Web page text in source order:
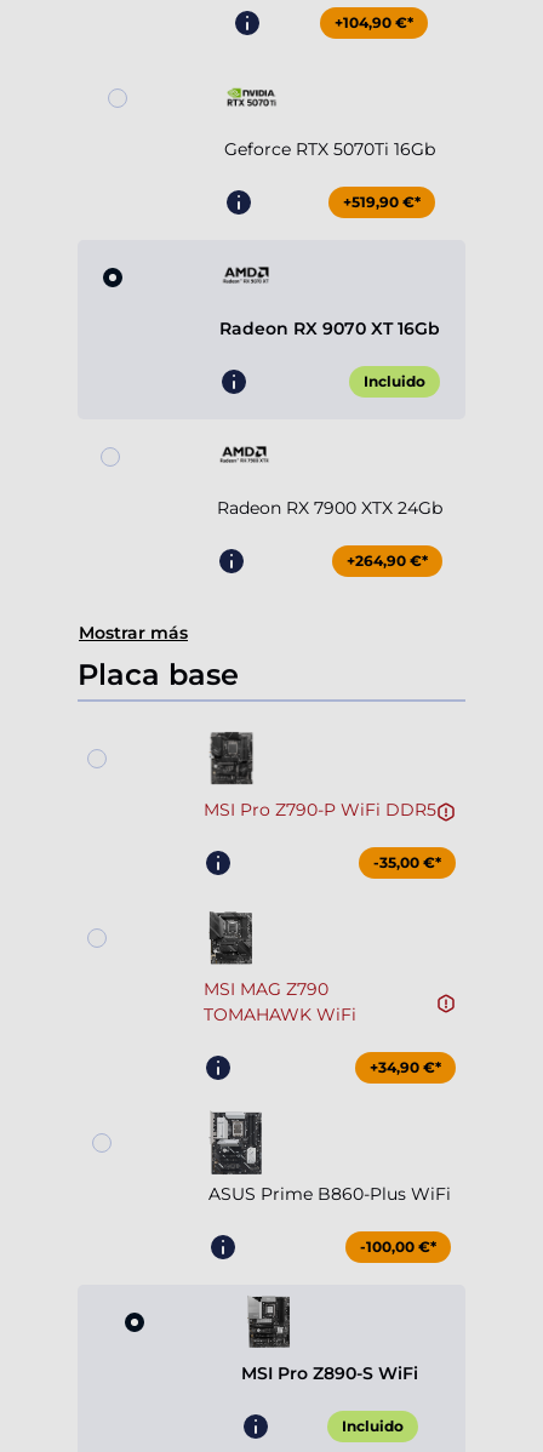
+104,90 €*
Geforce RTX 5070Ti 16Gb
+519,90 €*
Radeon RX 9070 XT 16Gb
Incluido
Radeon RX 7900 XTX 24Gb
+264,90 €*
Mostrar más
Placa base
MSI Pro Z790-P WiFi DDR5
-35,00 €*
MSI MAG Z790
TOMAHAWK WiFi
+34,90 €*
ASUS Prime B860-Plus WiFi
-100,00 €*
MSI Pro Z890-S WiFi
Incluido